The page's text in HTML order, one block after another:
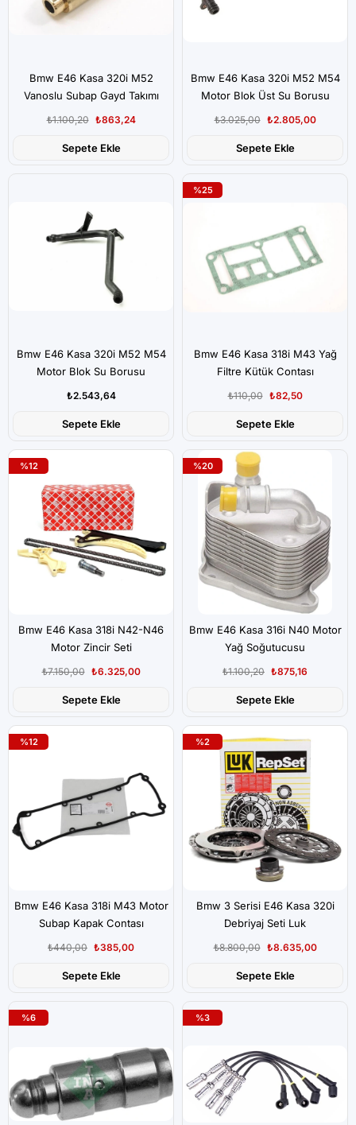
Bmw E46 Kasa 320i M52
Vanoslu Subap Gayd Takımı
₺863,24
₺1.100,20
Sepete Ekle
Bmw E46 Kasa 320i M52 M54
Motor Blok Üst Su Borusu
₺2.805,00
₺3.025,00
Sepete Ekle
Bmw E46 Kasa 320i M52 M54
Motor Blok Su Borusu
₺2.543,64
Sepete Ekle
Bmw E46 Kasa 318i M43 Yağ
Filtre Kütük Contası
₺82,50
₺110,00
Sepete Ekle
%25
Bmw E46 Kasa 318i N42-N46
Motor Zincir Seti
₺6.325,00
₺7.150,00
Sepete Ekle
%12
Bmw E46 Kasa 316i N40 Motor
Yağ Soğutucusu
₺875,16
₺1.100,20
Sepete Ekle
%20
Bmw E46 Kasa 318i M43 Motor
Subap Kapak Contası
₺385,00
₺440,00
Sepete Ekle
%12
Bmw 3 Serisi E46 Kasa 320i
Debriyaj Seti Luk
₺8.635,00
₺8.800,00
Sepete Ekle
%2
%6 %3